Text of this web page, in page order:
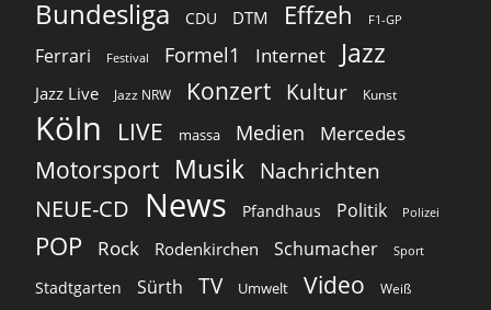
Bundesliga CDU DTM Effzeh F1-GP
Ferrari Festival Formel1 Internet Jazz
Jazz Live Jazz NRW Konzert Kultur Kunst
Köln LIVE massa Medien Mercedes
Motorsport Musik Nachrichten
NEUE-CD
News Pfandhaus Politik Polizei
POP Rock Rodenkirchen Schumacher Sport
Stadtgarten Sürth TV Umwelt Video Weiß